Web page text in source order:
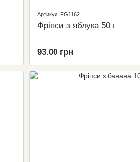
Артикул: FG1162
Фріпси з яблука 50 г
93.00 грн